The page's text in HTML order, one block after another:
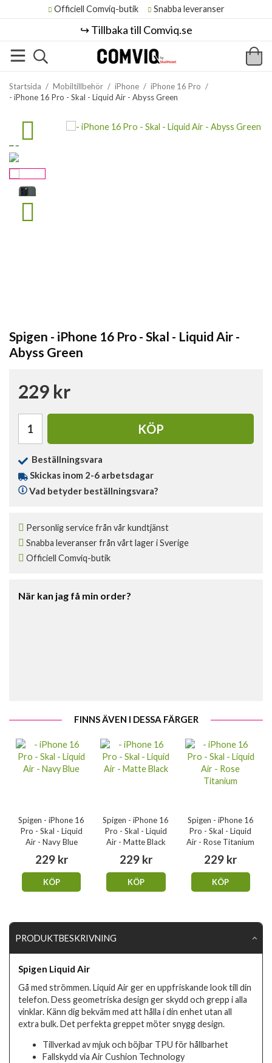
Officiell Comviq-butik Snabba leveranser
↪️ Tillbaka till Comviq.se
Startsida / Mobiltillbehör / iPhone / iPhone 16 Pro /
- iPhone 16 Pro - Skal - Liquid Air - Abyss Green
Spigen - iPhone 16 Pro - Skal - Liquid Air -
Abyss Green
229 kr
KÖP
Beställningsvara
Skickas inom 2-6 arbetsdagar
Vad betyder beställningsvara?
Personlig service från vår kundtjänst
Snabba leveranser från vårt lager i Sverige
Officiell Comviq-butik
När kan jag få min order?
FINNS ÄVEN I DESSA FÄRGER
Spigen - iPhone 16
Pro - Skal - Liquid
Air - Navy Blue
229 kr
KÖP
Spigen - iPhone 16
Pro - Skal - Liquid
Air - Matte Black
229 kr
KÖP
Spigen - iPhone 16
Pro - Skal - Liquid
Air - Rose Titanium
229 kr
KÖP
PRODUKTBESKRIVNING
Spigen Liquid Air
Gå med strömmen. Liquid Air ger en uppfriskande look till din
telefon. Dess geometriska design ger skydd och grepp i alla
vinklar. Känn dig bekväm med att hålla i din enhet utan all
extra bulk. Det perfekta greppet möter snygg design.
Tillverkad av mjuk och böjbar TPU för hållbarhet
Fallskydd via Air Cushion Technology